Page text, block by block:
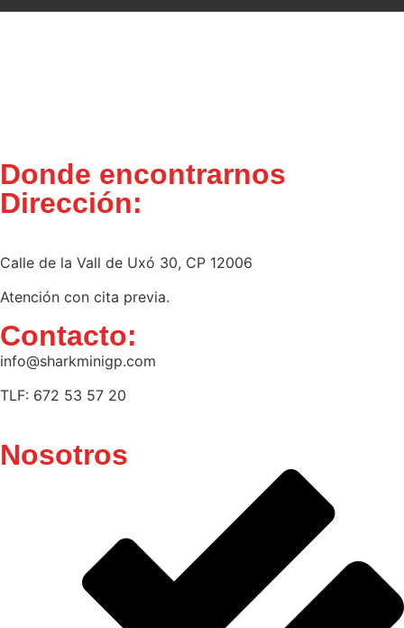
Donde encontrarnos
Dirección:
Calle de la Vall de Uxó 30, CP 12006
Atención con cita previa.
Contacto:
info@sharkminigp.com
TLF: 672 53 57 20
Nosotros